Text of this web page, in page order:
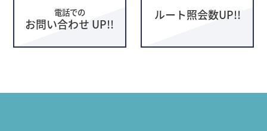
電話での
お問い合わせ UP!!
ルート照会数UP!!